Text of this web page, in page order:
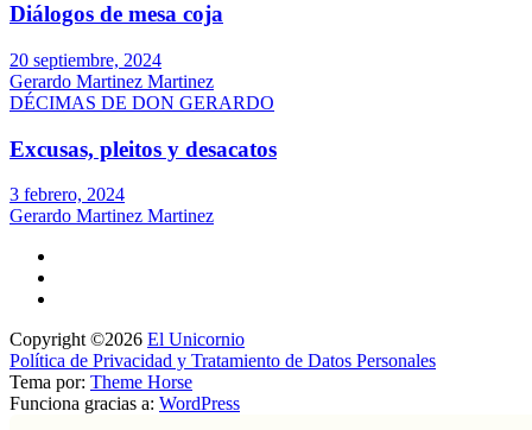
Diálogos de mesa coja
20 septiembre, 2024
Gerardo Martinez Martinez
DÉCIMAS DE DON GERARDO
Excusas, pleitos y desacatos
3 febrero, 2024
Gerardo Martinez Martinez
Copyright ©2026 El Unicornio
Política de Privacidad y Tratamiento de Datos Personales
Tema por: Theme Horse
Funciona gracias a: WordPress